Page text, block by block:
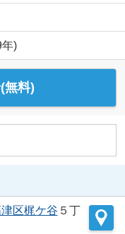
)
無料)
区梶ケ谷 ５丁